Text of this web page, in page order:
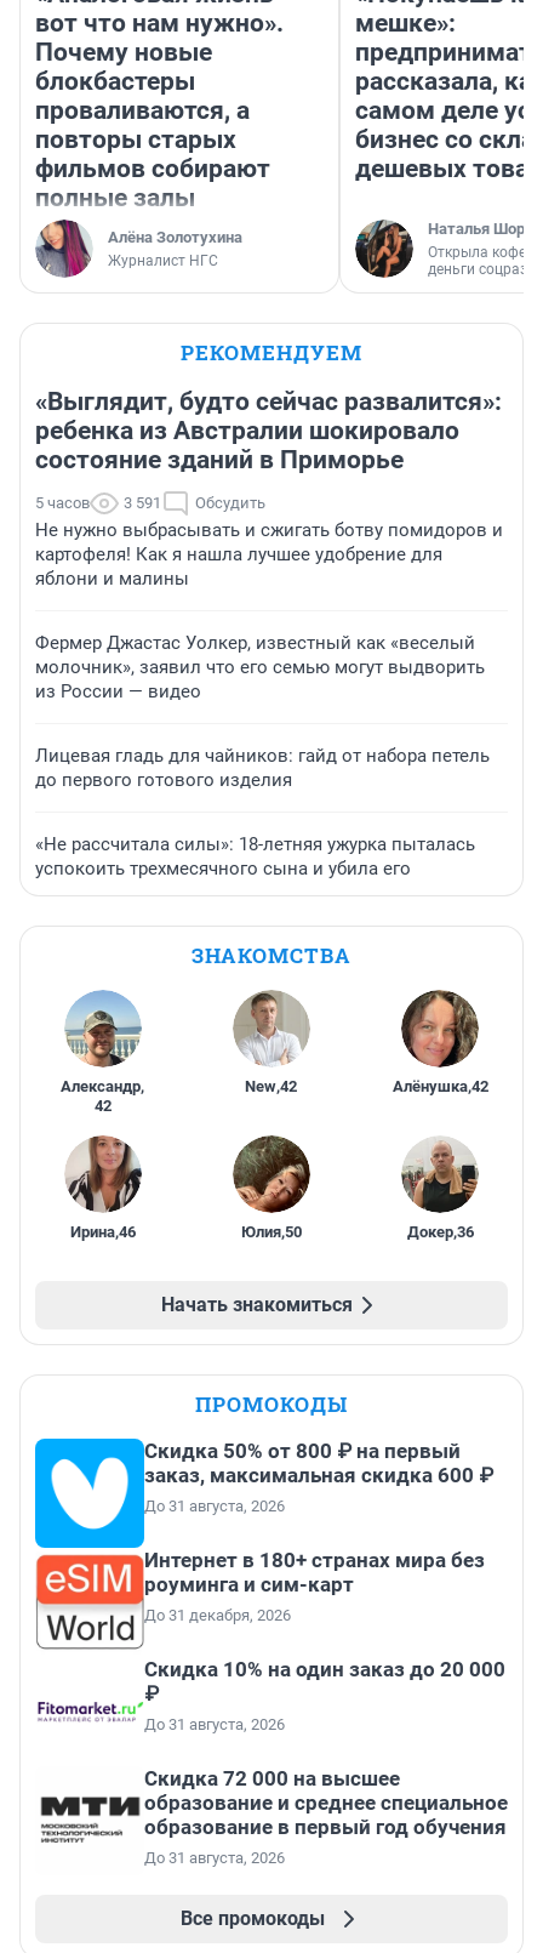
вот что нам нужно».
Почему новые
блокбастеры
проваливаются, а
повторы старых
фильмов собирают
полные залы
Алёна Золотухина
Журналист НГС
мешке»:
рассказала,
самом деле
бизнес со
дешевых
Наталья
Открыла
деньги
РЕКОМЕНДУЕМ
«Выглядит, будто сейчас развалится»:
ребенка из Австралии шокировало
состояние зданий в Приморье
5 часов 3 591 Обсудить
Не нужно выбрасывать и сжигать ботву помидоров и
картофеля! Как я нашла лучшее удобрение для
яблони и малины
Фермер Джастас Уолкер, известный как «веселый
молочник», заявил что его семью могут выдворить
из России — видео
Лицевая гладь для чайников: гайд от набора петель
до первого готового изделия
«Не рассчитала силы»: 18-летняя ужурка пыталась
успокоить трехмесячного сына и убила его
ЗНАКОМСТВА
Александр,
42
New,42 Алёнушка,42
Ирина,46 Юлия,50 Докер,36
Начать знакомиться
ПРОМОКОДЫ
Скидка 50% от 800 ₽ на первый
заказ, максимальная скидка 600 ₽
До 31 августа, 2026
Интернет в 180+ странах мира без
роуминга и сим-карт
До 31 декабря, 2026
Скидка 10% на один заказ до 20 000
₽
До 31 августа, 2026
Скидка 72 000 на высшее
образование и среднее специальное
образование в первый год обучения
До 31 августа, 2026
Все промокоды